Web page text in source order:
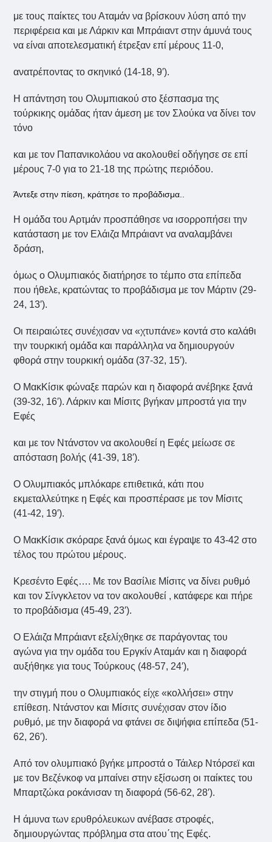
με τους παίκτες του Αταμάν να βρίσκουν λύση από την
περιφέρεια και με Λάρκιν και Μπράιαντ στην άμυνά τους
να είναι αποτελεσματική έτρεξαν επί μέρους 11-0,
ανατρέποντας το σκηνικό (14-18, 9′).
Η απάντηση του Ολυμπιακού στο ξέσπασμα της
τούρκικης ομάδας ήταν άμεση με τον Σλούκα να δίνει τον
τόνο
και με τον Παπανικολάου να ακολουθεί οδήγησε σε επί
μέρους 7-0 για το 21-18 της πρώτης περιόδου.
Άντεξε στην πίεση, κράτησε το προβάδισμα..
Η ομάδα του Αρτμάν προσπάθησε να ισορροπήσει την
κατάσταση με τον Ελάιζα Μπράιαντ να αναλαμβάνει
δράση,
όμως ο Ολυμπιακός διατήρησε το τέμπο στα επίπεδα
που ήθελε, κρατώντας το προβάδισμα με τον Μάρτιν (29-
24, 13′).
Οι πειραιώτες συνέχισαν να «χτυπάνε» κοντά στο καλάθι
την τουρκική ομάδα και παράλληλα να δημιουργούν
φθορά στην τουρκική ομάδα (37-32, 15′).
Ο ΜακΚίσικ φώναξε παρών και η διαφορά ανέβηκε ξανά
(39-32, 16′). Λάρκιν και Μίσιτς βγήκαν μπροστά για την
Εφές
και με τον Ντάνστον να ακολουθεί η Εφές μείωσε σε
απόσταση βολής (41-39, 18′).
Ο Ολυμπιακός μπλόκαρε επιθετικά, κάτι που
εκμεταλλεύτηκε η Εφές και προσπέρασε με τον Μίσιτς
(41-42, 19′).
Ο ΜακΚίσικ σκόραρε ξανά όμως και έγραψε το 43-42 στο
τέλος του πρώτου μέρους.
Κρεσέντο Εφές…. Με τον Βασίλιε Μίσιτς να δίνει ρυθμό
και τον Σίνγκλετον να τον ακολουθεί , κατάφερε και πήρε
το προβάδισμα (45-49, 23′).
Ο Ελάιζα Μπράιαντ εξελίχθηκε σε παράγοντας του
αγώνα για την ομάδα του Εργκίν Αταμάν και η διαφορά
αυξήθηκε για τους Τούρκους (48-57, 24′),
την στιγμή που ο Ολυμπιακός είχε «κολλήσει» στην
επίθεση. Ντάνστον και Μίσιτς συνέχισαν στον ίδιο
ρυθμό, με την διαφορά να φτάνει σε διψήφια επίπεδα (51-
62, 26′).
Από τον ολυμπιακό βγήκε μπροστά ο Τάιλερ Ντόρσεϊ και
με τον Βεζένκοφ να μπαίνει στην εξίσωση οι παίκτες του
Μπαρτζώκα ροκάνισαν τη διαφορά (56-62, 28′).
Η άμυνα των ερυθρόλευκων ανέβασε στροφές,
δημιουργώντας πρόβλημα στα ατου΄της Εφές.